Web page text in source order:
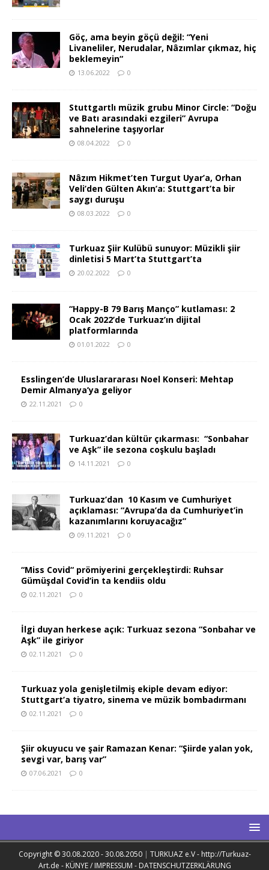
Göç, ama beyin göçü değil: “Yeni
Livaneliler, Nerudalar, Nâzımlar çıkmaz, hiç
beklemeyin“
13.06.2022 0
Stuttgartlı müzik grubu Minor Circle: “Doğu
ve Batı arasındaki ezgileri” Avrupa
sahnelerine taşıyorlar
08.04.2022 0
Nâzım Hikmet’ten Turgut Uyar’a, Orhan
Veli’den Gülten Akın’a: Stuttgart’ta bir
saygı duruşu
08.03.2022 0
Turkuaz Şiir Kulübü sunuyor: Müzikli şiir
dinletisi 5 Mart’ta Stuttgart’ta
20.02.2022 0
“Happy-B 79 Barış Manço” kutlaması: 2
Ocak 2022’de Turkuaz’ın dijital
platformlarında
01.01.2022 0
Esslingen’de Uluslarararası Noel Konseri: Mehtap
Demir Almanya’ya geliyor
22.11.2021 0
Turkuaz’dan kültür çıkarması: “Sonbahar
ve Aşk” ile sezona coşkulu başladı
14.11.2021 0
Turkuaz’dan 10 Kasım ve Cumhuriyet
açıklaması: “Avrupa’da da Cumhuriyet’in
kazanımlarını koruyacağız”
09.11.2021 0
“Miss Covid“ prömiyerini gerçekleştirdi: Ruhsar
Gümüşdal Covid‘in ta kendiis oldu
02.11.2021 0
İlgi duyan herkese açık: Turkuaz sezona “Sonbahar ve
Aşk” ile giriyor
02.11.2021 0
Turkuaz yola genişletilmiş ekiple devam ediyor:
Stuttgart’a tiyatro, sinema ve müzik bombadırmanı
02.11.2021 0
Şiir okuyucu ve şair Ramazan Kenar: “Şiirde yalan yok,
sevgi var, barış var”
07.06.2021 0
Copyright © 30.08.2020 - 30.08.2050 | TURKUAZ e.V - http://Turkuaz-
Art.de - KÜNYE / IMPRESSUM - DATENSCHUTZERKLÄRUNG